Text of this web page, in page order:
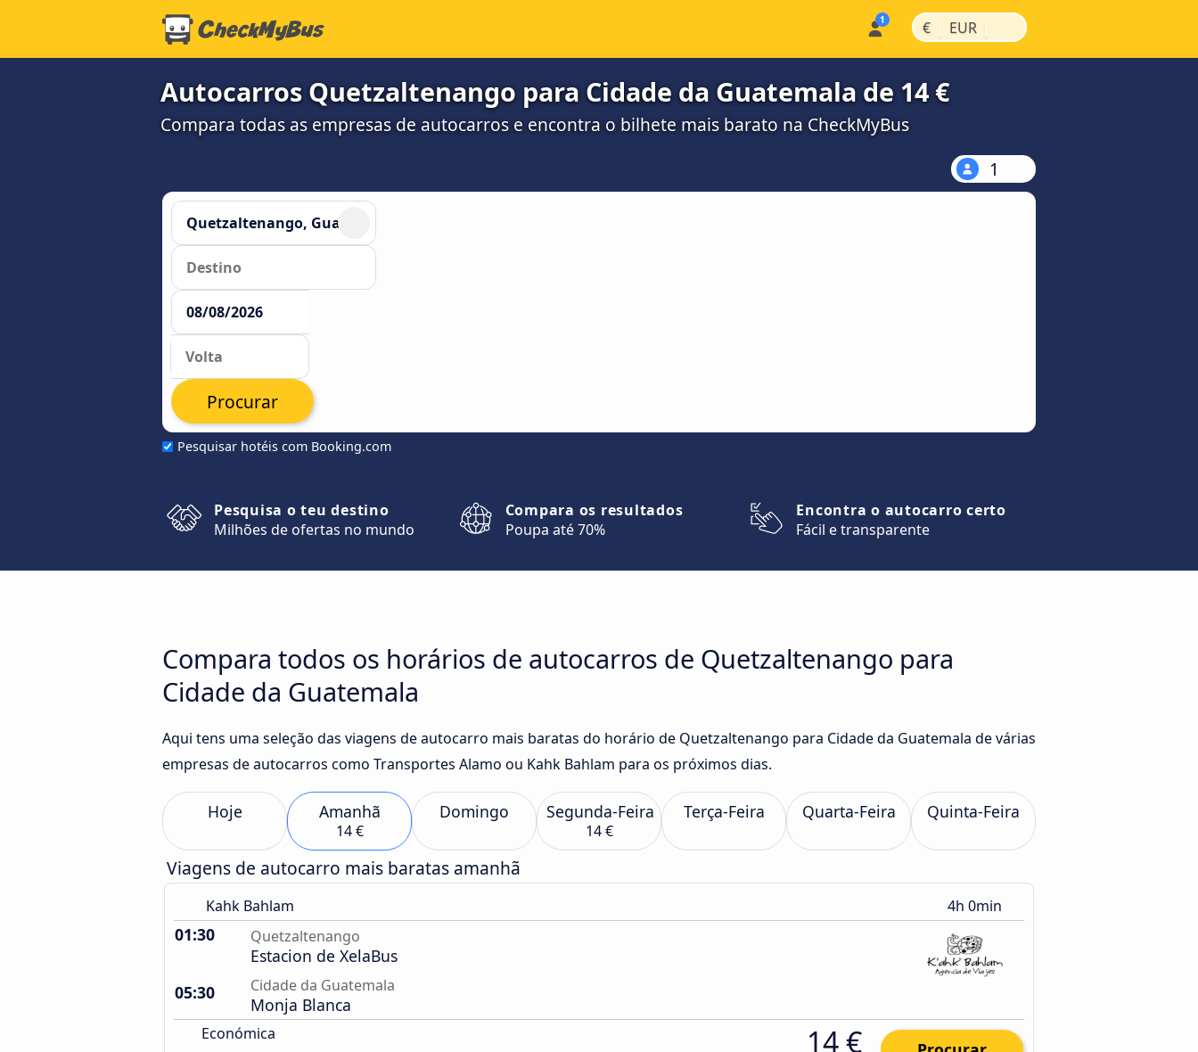
€ | EUR |
Autocarros Quetzaltenango para Cidade da Guatemala de 14 €
Compara todas as empresas de autocarros e encontra o bilhete mais barato na CheckMyBus
1
Pesquisar hotéis com Booking.com
Procurar
Pesquisa o teu destino
Milhões de ofertas no mundo
Compara os resultados
Poupa até 70%
Encontra o autocarro certo
Fácil e transparente
Compara todos os horários de autocarros de Quetzaltenango para
Cidade da Guatemala
Aqui tens uma seleção das viagens de autocarro mais baratas do horário de Quetzaltenango para Cidade da Guatemala de várias
empresas de autocarros como Transportes Alamo ou Kahk Bahlam para os próximos dias.
Hoje Amanhã
14 €
Domingo Segunda-Feira
14 €
Terça-Feira Quarta-Feira Quinta-Feira
Viagens de autocarro mais baratas amanhã
Kahk Bahlam 4h 0min
01:30 Quetzaltenango
Estacion de XelaBus
05:30
Cidade da Guatemala
Monja Blanca
Económica 14 €